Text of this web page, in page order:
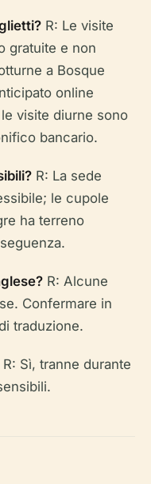
R: Le visite
gratuite e non
a Bosque
online
visite diurne sono
bancario.
R: La sede
le cupole
ha terreno
R: Alcune
Confermare in
traduzione.
R: Sì, tranne durante